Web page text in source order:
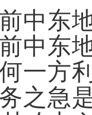
东地
中东
一方
之急